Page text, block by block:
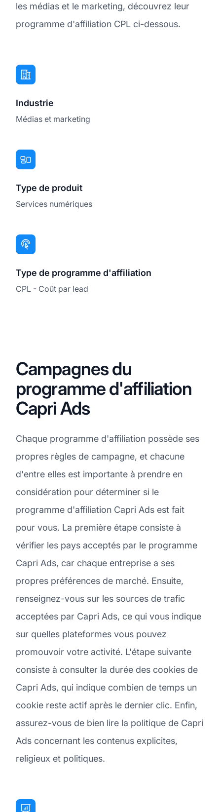
les médias et le marketing, découvrez leur
programme d'affiliation CPL ci-dessous.
Industrie
Médias et marketing
Type de produit
Services numériques
Type de programme d'affiliation
CPL - Coût par lead
Campagnes du
programme d'affiliation
Capri Ads
Chaque programme d'affiliation possède ses
propres règles de campagne, et chacune
d'entre elles est importante à prendre en
considération pour déterminer si le
programme d'affiliation Capri Ads est fait
pour vous. La première étape consiste à
vérifier les pays acceptés par le programme
Capri Ads, car chaque entreprise a ses
propres préférences de marché. Ensuite,
renseignez-vous sur les sources de trafic
acceptées par Capri Ads, ce qui vous indique
sur quelles plateformes vous pouvez
promouvoir votre activité. L'étape suivante
consiste à consulter la durée des cookies de
Capri Ads, qui indique combien de temps un
cookie reste actif après le dernier clic. Enfin,
assurez-vous de bien lire la politique de Capri
Ads concernant les contenus explicites,
religieux et politiques.